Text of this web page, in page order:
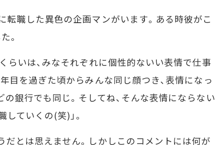
転職した異色の企画マンがいます。ある時彼がこ
。
らいは、みなそれぞれに個性的ないい表情で仕事
目を過ぎた頃からみんな同じ顔つき、表情になっ
の銀行でも同じ。そしてね、そんな表情にならない
ていくの(笑)」。
だとは思えません。しかしこのコメントには何が